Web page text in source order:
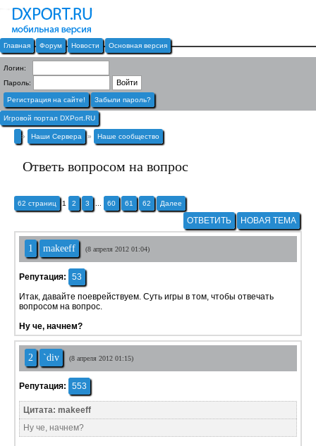
Главная Форум Новости Основная версия
Логин:
Пароль:
Регистрация на сайте! Забыли пароль?
Игровой портал DXPort.RU
» Наши Сервера » Наше сообщество
Ответь вопросом на вопрос
62 страниц 1 2 3 60 61 62 Далее
ОТВЕТИТЬ НОВАЯ ТЕМА
1 makeeff (8 апреля 2012 01:04)
Репутация:
53
Итак, давайте поеврействуем. Суть игры в том, чтобы отвечать
вопросом на вопрос.
Ну че, начнем?
2 `div (8 апреля 2012 01:15)
Репутация: 553
Цитата: makeeff
Ну че, начнем?